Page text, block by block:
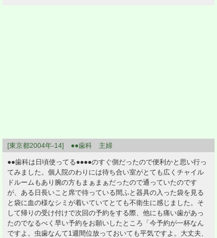
[東京都2004年-14] ●●歯科 主婦
●●歯科は日頃使ってる●●●●のすぐ側だったので便利かと思い行っ
てみました。個人院のわりには待ち合い室がとても広くチャイル
ドルームもあり腕の方もまぁまぁだったので通っていたのです
が、ある日長いこと席で待っている間ふと器具の入った袋を見る
と袋に血の様なシミが着いていてとても不衛生に感じました。そ
して帰りの受け付けで次回の予約をする際、他にも痛い歯があっ
たのでなるべく早い予約をお願いしたところ「今予約が一杯なん
ですよ。虫歯なんて1週間位放っておいても平気ですよ。大丈夫、